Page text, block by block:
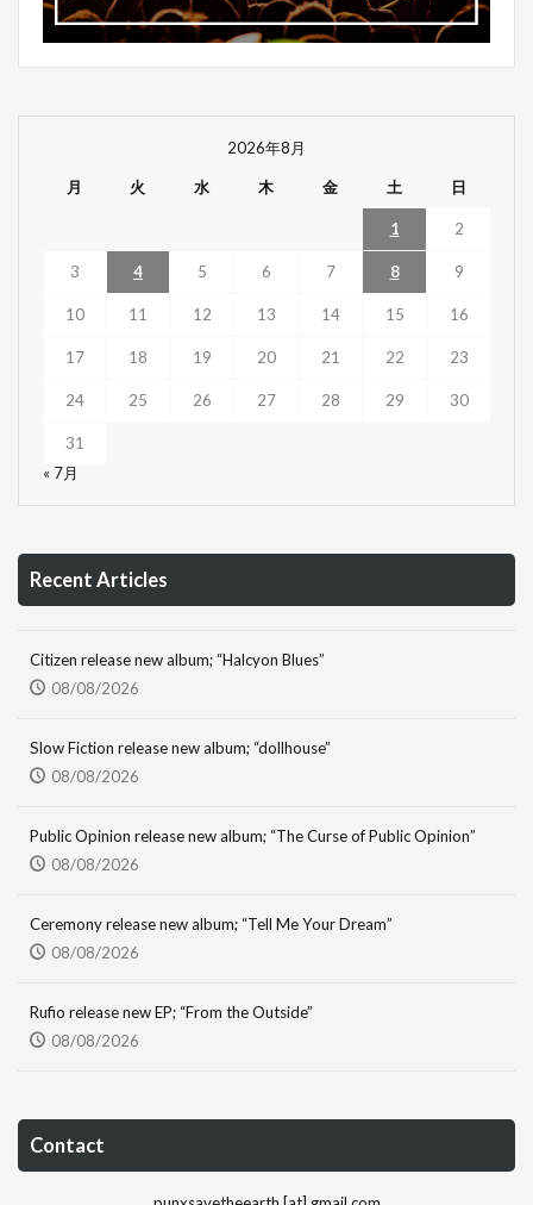
2026年8月
月 火 水 木 金 土 日
1 2
3 4 5 6 7 8 9
10 11 12 13 14 15 16
17 18 19 20 21 22 23
24 25 26 27 28 29 30
31
« 7月
Recent Articles
Citizen release new album; “Halcyon Blues”
08/08/2026
Slow Fiction release new album; “dollhouse”
08/08/2026
Public Opinion release new album; “The Curse of Public Opinion”
08/08/2026
Ceremony release new album; “Tell Me Your Dream”
08/08/2026
Rufio release new EP; “From the Outside”
08/08/2026
Contact